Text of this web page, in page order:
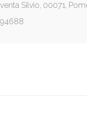
Silvio, 00071,